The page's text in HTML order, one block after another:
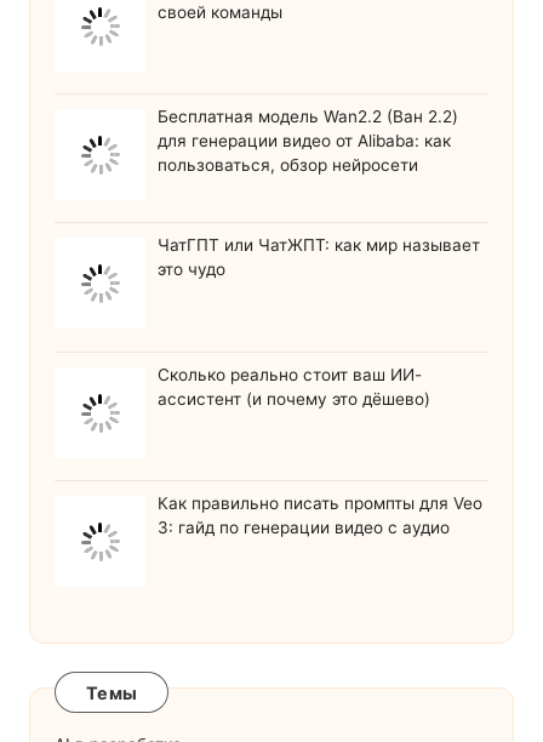
своей команды
Бесплатная модель Wan2.2 (Ван 2.2)
для генерации видео от Alibaba: как
пользоваться, обзор нейросети
ЧатГПТ или ЧатЖПТ: как мир называет
это чудо
Сколько реально стоит ваш ИИ-
ассистент (и почему это дёшево)
Как правильно писать промпты для Veo
3: гайд по генерации видео с аудио
Темы